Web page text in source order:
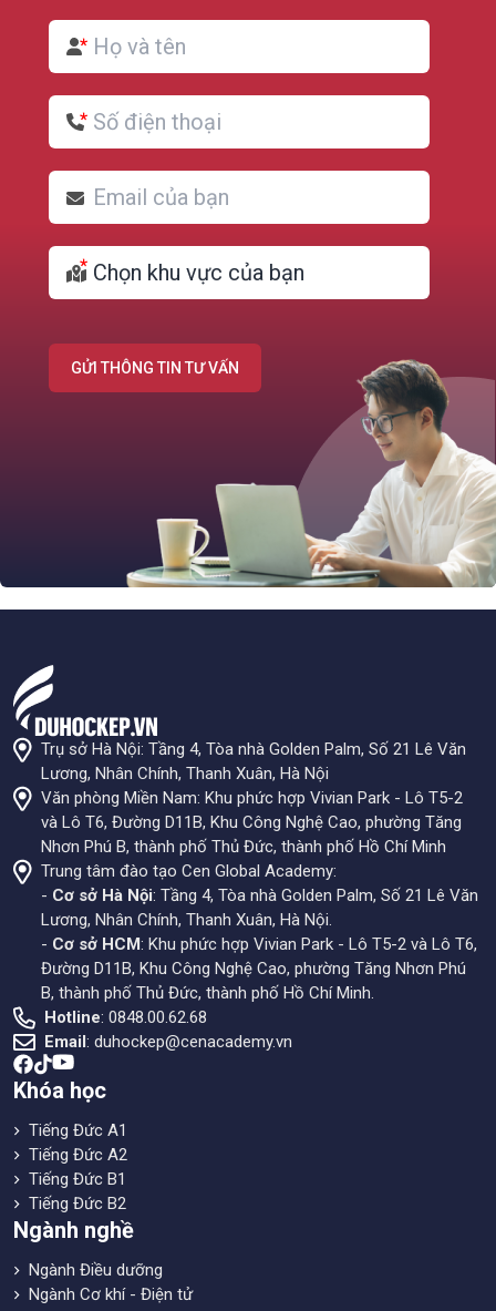
GỬI THÔNG TIN TƯ VẤN
Trụ sở Hà Nội: Tầng 4, Tòa nhà Golden Palm, Số 21 Lê Văn
Lương, Nhân Chính, Thanh Xuân, Hà Nội
Văn phòng Miền Nam: Khu phức hợp Vivian Park - Lô T5-2
và Lô T6, Đường D11B, Khu Công Nghệ Cao, phường Tăng
Nhơn Phú B, thành phố Thủ Đức, thành phố Hồ Chí Minh
Trung tâm đào tạo Cen Global Academy:
- Cơ sở Hà Nội: Tầng 4, Tòa nhà Golden Palm, Số 21 Lê Văn
Lương, Nhân Chính, Thanh Xuân, Hà Nội.
- Cơ sở HCM: Khu phức hợp Vivian Park - Lô T5-2 và Lô T6,
Đường D11B, Khu Công Nghệ Cao, phường Tăng Nhơn Phú
B, thành phố Thủ Đức, thành phố Hồ Chí Minh.
Hotline: 0848.00.62.68
Email: duhockep@cenacademy.vn
Khóa học
Tiếng Đức A1
Tiếng Đức A2
Tiếng Đức B1
Tiếng Đức B2
Ngành nghề
Ngành Điều dưỡng
Ngành Cơ khí - Điện tử